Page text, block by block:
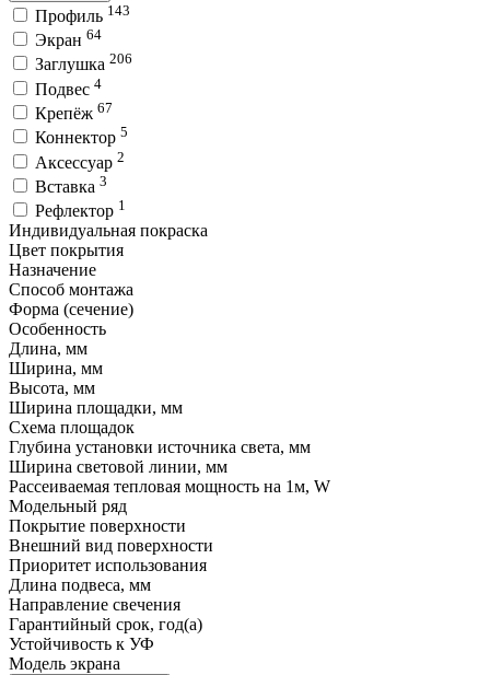
Профиль 143
Экран 64
Заглушка 206
Подвес 4
Крепёж 67
Коннектор 5
Аксессуар 2
Вставка 3
Рефлектор 1
Индивидуальная покраска
Цвет покрытия
Назначение
Способ монтажа
Форма (сечение)
Особенность
Длина, мм
Ширина, мм
Высота, мм
Ширина площадки, мм
Схема площадок
Глубина установки источника света, мм
Ширина световой линии, мм
Рассеиваемая тепловая мощность на 1м, W
Модельный ряд
Покрытие поверхности
Внешний вид поверхности
Приоритет использования
Длина подвеса, мм
Направление свечения
Гарантийный срок, год(а)
Устойчивость к УФ
Модель экрана